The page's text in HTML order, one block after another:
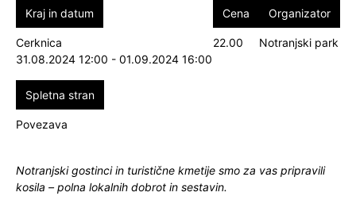
Kraj in datum
Cerknica
31.08.2024 12:00 - 01.09.2024 16:00
Cena
22.00
Organizator
Notranjski park
Spletna stran
Povezava
Notranjski gostinci in turistične kmetije smo za vas pripravili
kosila – polna lokalnih dobrot in sestavin.